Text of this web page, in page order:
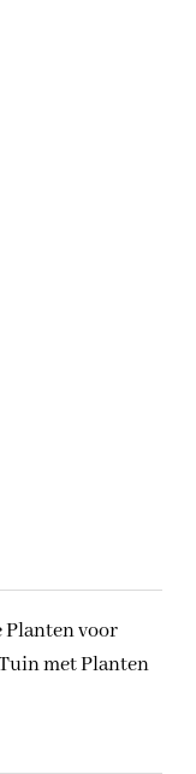
Planten voor
met Planten